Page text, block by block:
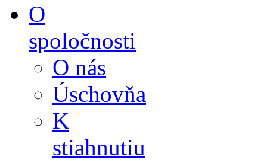
O
spoločnosti
O nás
Úschovňa
K
stiahnutiu